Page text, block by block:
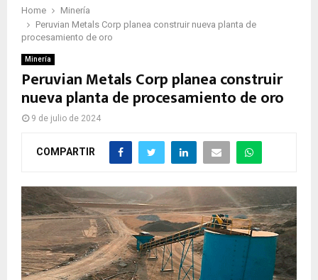
Home
Minería
Peruvian Metals Corp planea construir nueva planta de
procesamiento de oro
Minería
Peruvian Metals Corp planea construir
nueva planta de procesamiento de oro
9 de julio de 2024
COMPARTIR